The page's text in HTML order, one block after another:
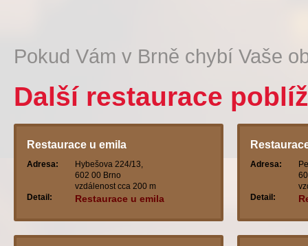
Pokud Vám v Brně chybí Vaše
Další restaurace
Restaurace u emila
Adresa:
Hybešova 224/13,
602 00 Brno
vzdálenost cca 200 m
Detail:
Restaurace u emila
Adresa:
Detail: